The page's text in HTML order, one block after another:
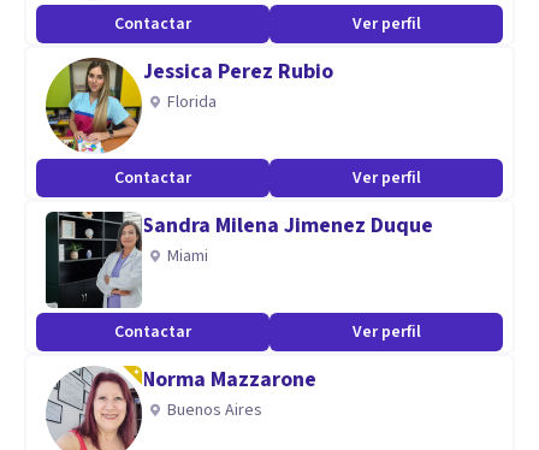
Contactar Ver perfil
Jessica Perez Rubio
Florida
Contactar Ver perfil
Sandra Milena Jimenez Duque
Miami
Contactar Ver perfil
Norma Mazzarone
Buenos Aires